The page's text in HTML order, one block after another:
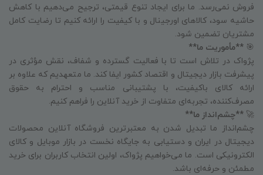
فروش نمی‌رسد. ما برای ایجاد تنوع قیمتی، ترجیح می‌دهیم با کاهش
حاشیه سود، کالاهای اورجینال و با کیفیت را ارائه کنیم تا رضایت کامل
مشتریان تضمین شود.
🎯 **مأموریت ما**
پژواک در تلاش است تا با فعالیت گسترده و شفاف، نقش مؤثری در
پیشرفت بازار دیجیتال و اقتصاد کشور ایفا کند. ما متعهدیم که علاوه بر
ارائه کالای باکیفیت، با پشتیبانی مناسب و احترام به حقوق
مصرف‌کننده، تجربه‌ای متفاوت از خرید آنلاین را فراهم کنیم.
🚀 **چشم‌انداز ما**
چشم‌انداز ما تبدیل شدن به معتبرترین فروشگاه آنلاین محصولات
دیجیتال در ایران و دستیابی به جایگاه نخست در بازار موبایل و کالای
الکترونیکی است. ما می‌خواهیم پژواک، اولین انتخاب کاربران برای خرید
مطمئن و حرفه‌ای باشد.